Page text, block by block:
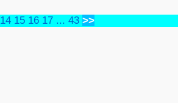
14 15 16 17 ... 43 >>